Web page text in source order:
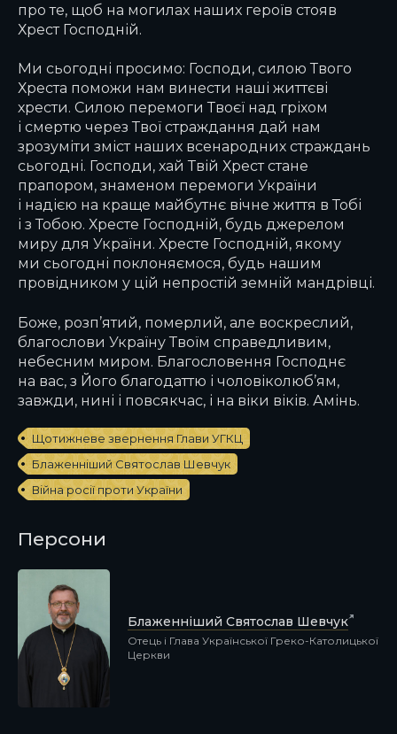
про те, щоб на могилах наших героїв стояв
Хрест Господній.
Ми сьогодні просимо: Господи, силою Твого
Хреста поможи нам винести наші життєві
хрести. Силою перемоги Твоєї над гріхом
і смертю через Твої страждання дай нам
зрозуміти зміст наших всенародних страждань
сьогодні. Господи, хай Твій Хрест стане
прапором, знаменом перемоги України
і надією на краще майбутнє вічне життя в Тобі
і з Тобою. Хресте Господній, будь джерелом
миру для України. Хресте Господній, якому
ми сьогодні поклоняємося, будь нашим
провідником у цій непростій земній мандрівці.
Боже, розп’ятий, померлий, але воскреслий,
благослови Україну Твоїм справедливим,
небесним миром. Благословення Господнє
на вас, з Його благодаттю і чоловіколюб’ям,
завжди, нині і повсякчас, і на віки віків. Амінь.
Щотижневе звернення Глави УГКЦ
Блаженніший Святослав Шевчук
Війна росії проти України
Персони
Блаженніший Святослав Шевчук
Отець і Глава Української Греко-Католицької
Церкви